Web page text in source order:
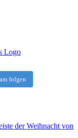
folgen
der Weihnacht von